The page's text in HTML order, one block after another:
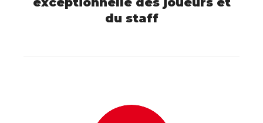
du staff